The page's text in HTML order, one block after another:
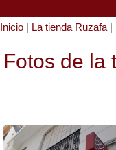
Inicio | La tienda Ruzafa |
Fotos de la